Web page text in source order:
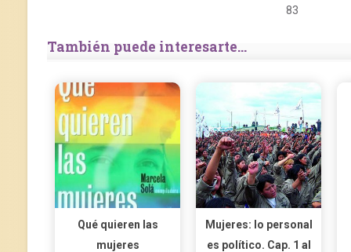
83
También puede interesarte...
Qué quieren las
mujeres
Mujeres: lo personal
es político. Cap. 1 al